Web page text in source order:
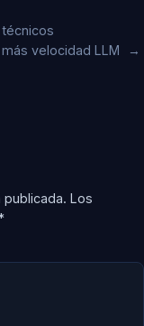
velocidad LLM
→
Los